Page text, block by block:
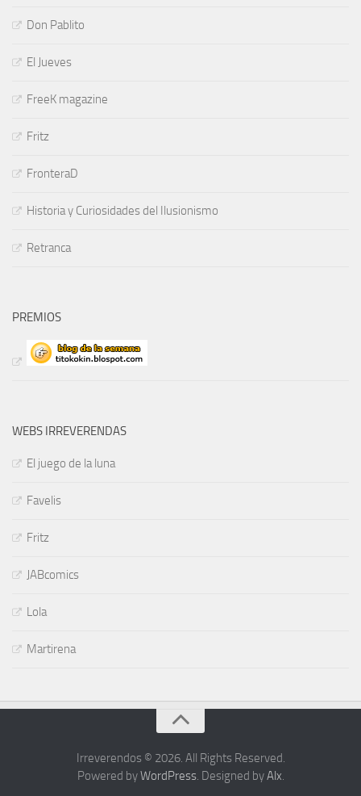
Don Pablito
El Jueves
FreeK magazine
Fritz
FronteraD
Historia y Curiosidades del Ilusionismo
Retranca
PREMIOS
WEBS IRREVERENDAS
El juego de la luna
Favelis
Fritz
JABcomics
Lola
Martirena
Irreverendos © 2026. All Rights Reserved.
Powered byWordPress. Designed byAlx.